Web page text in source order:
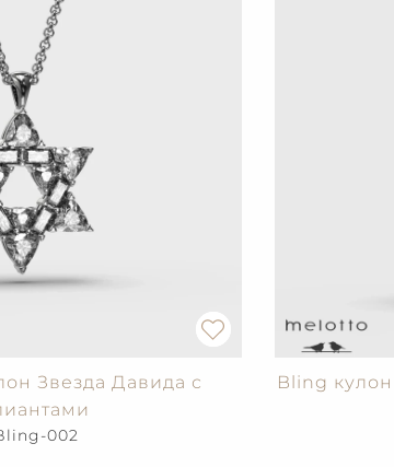
Звезда Давида с
002
Bling